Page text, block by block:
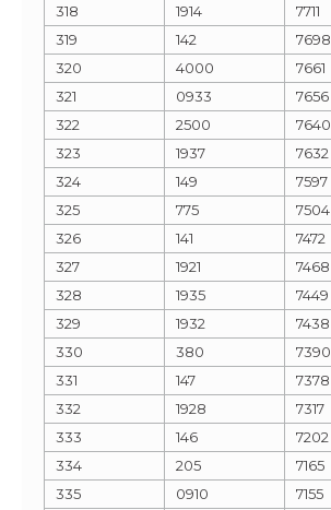
318
1914
7711
319
142
7698
320
4000
7661
321
0933
7656
322
2500
7640
323
1937
7632
324
149
7597
325
775
7504
326
141
7472
327
1921
7468
328
1935
7449
329
1932
7438
330
380
7390
331
147
7378
332
1928
7317
333
146
7202
334
205
7165
335
0910
7155